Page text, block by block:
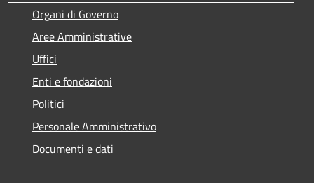
Organi di Governo
Aree Amministrative
Uffici
Enti e fondazioni
Politici
Personale Amministrativo
Documenti e dati